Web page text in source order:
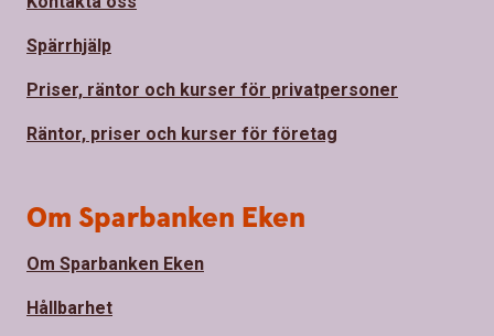
Spärrhjälp
Priser, räntor och kurser för privatpersoner
Räntor, priser och kurser för företag
Om Sparbanken Eken
Om Sparbanken Eken
Hållbarhet